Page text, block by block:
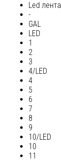
Led лента
-
GAL
LED
1
2
3
4/LED
4
5
6
7
8
9
10/LED
10
11